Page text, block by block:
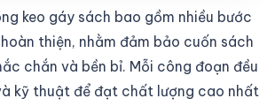
keo gáy sách bao gồm nhiều bước
thiện, nhằm đảm bảo cuốn sách
chắn và bền bỉ. Mỗi công đoạn đều
kỹ thuật để đạt chất lượng cao nhất